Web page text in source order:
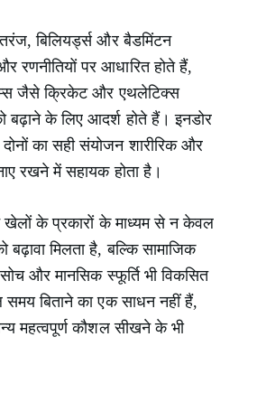
बिलियर्ड्स और बैडमिंटन
रणनीतियों पर आधारित होते हैं,
जैसे क्रिकेट और एथलेटिक्स
बढ़ाने के लिए आदर्श होते हैं। इनडोर
का सही संयोजन शारीरिक और
रखने में सहायक होता है।
खेलों के प्रकारों के माध्यम से न केवल
बढ़ावा मिलता है, बल्कि सामाजिक
और मानसिक स्फूर्ति भी विकसित
बिताने का एक साधन नहीं हैं,
महत्वपूर्ण कौशल सीखने के भी